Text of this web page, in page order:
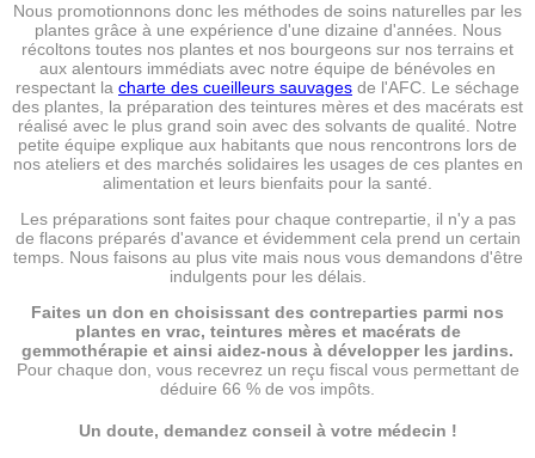
Nous promotionnons donc les méthodes de soins naturelles par les
plantes grâce à une expérience d'une dizaine d'années. Nous
récoltons toutes nos plantes et nos bourgeons sur nos terrains et
aux alentours immédiats avec notre équipe de bénévoles en
respectant la charte des cueilleurs sauvages de l'AFC. Le séchage
des plantes, la préparation des teintures mères et des macérats est
réalisé avec le plus grand soin avec des solvants de qualité. Notre
petite équipe explique aux habitants que nous rencontrons lors de
nos ateliers et des marchés solidaires les usages de ces plantes en
alimentation et leurs bienfaits pour la santé.
Les préparations sont faites pour chaque contrepartie, il n'y a pas
de flacons préparés d'avance et évidemment cela prend un certain
temps. Nous faisons au plus vite mais nous vous demandons d'être
indulgents pour les délais.
Faites un don en choisissant des contreparties parmi nos
plantes en vrac, teintures mères et macérats de
gemmothérapie et ainsi aidez-nous à développer les jardins.
Pour chaque don, vous recevrez un reçu fiscal vous permettant de
déduire 66 % de vos impôts.
Un doute, demandez conseil à votre médecin !